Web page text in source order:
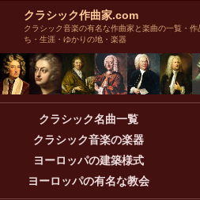
クラシック作曲家.com
クラシック音楽の有名な作曲家と楽曲の一覧・
ち・生涯・ゆかりの地・楽器
クラシック名曲一覧
クラシック音楽の楽器
ヨーロッパの建築様式
ヨーロッパの有名な教会